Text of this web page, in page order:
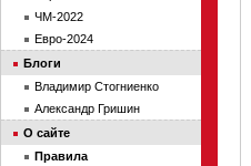
ЧМ-2022
Евро-2024
Блоги
Владимир Стогниенко
Александр Гришин
О сайте
Правила